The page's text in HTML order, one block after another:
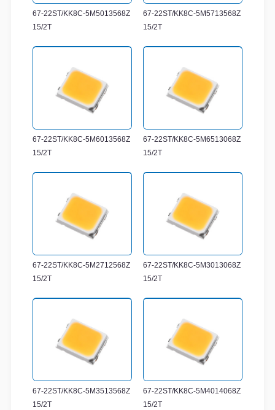
67-22ST/KK8C-5M5013568Z
15/2T
67-22ST/KK8C-5M5713568Z
15/2T
67-22ST/KK8C-5M6013568Z
15/2T
67-22ST/KK8C-5M6513068Z
15/2T
67-22ST/KK8C-5M2712568Z
15/2T
67-22ST/KK8C-5M3013068Z
15/2T
67-22ST/KK8C-5M3513568Z
15/2T
67-22ST/KK8C-5M4014068Z
15/2T